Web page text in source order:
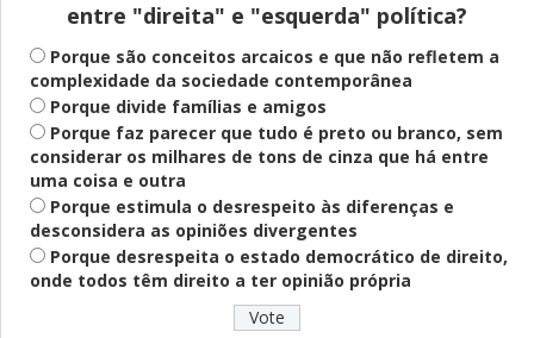
Saúde Mental
Plataforma oferece escuta em saúde
mental para jovens no SUS Digital
Definido
PT lança Patrus Ananias como candidato
ao governo de Minas Gerais
Fies: pré-selecionados têm até terça
entre "direita" e "esquerda" política?
Porque são conceitos arcaicos e que não refletem a
complexidade da sociedade contemporânea
Porque divide famílias e amigos
Porque faz parecer que tudo é preto ou branco, sem
considerar os milhares de tons de cinza que há entre
uma coisa e outra
Porque estimula o desrespeito às diferenças e
desconsidera as opiniões divergentes
Porque desrespeita o estado democrático de direito,
onde todos têm direito a ter opinião própria